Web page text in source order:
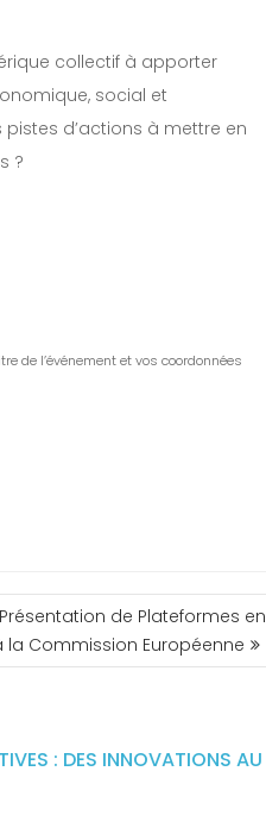
collectif à apporter
social et
d’actions à mettre en
?
de l’événement et vos coordonnées
Présentation de Plateformes en
Commission Européenne
: DES INNOVATIONS AU